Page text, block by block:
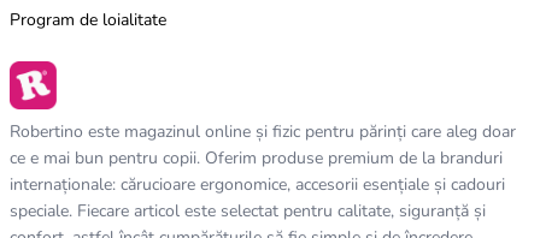
Program de loialitate
Robertino este magazinul online și fizic pentru părinți care aleg doar
ce e mai bun pentru copii. Oferim produse premium de la branduri
internaționale: cărucioare ergonomice, accesorii esențiale și cadouri
speciale. Fiecare articol este selectat pentru calitate, siguranță și